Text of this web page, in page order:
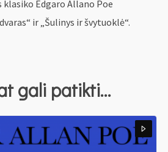
Edgaro Allano Poe
ir „Šulinys ir švytuoklė“.
gali patikti…